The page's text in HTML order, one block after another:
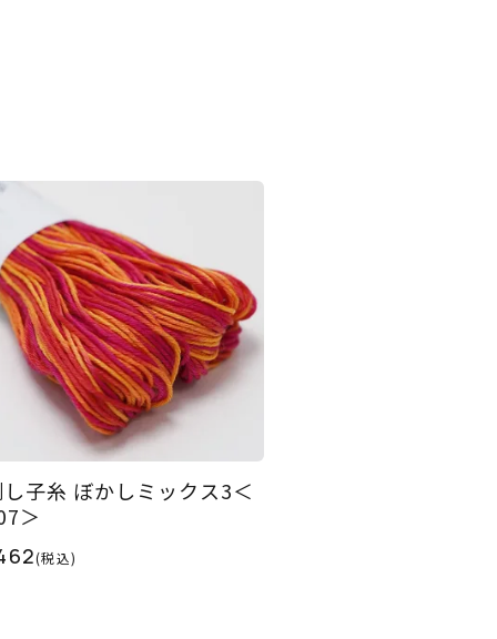
子糸 ぼかしミックス3＜
＞
(税込)